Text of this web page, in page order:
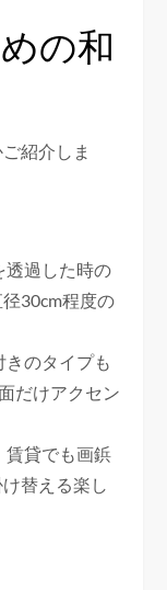
の和
紹介しま
透過した時の
30cm程度の
きのタイプも
だけアクセン
賃貸でも画鋲
替える楽し